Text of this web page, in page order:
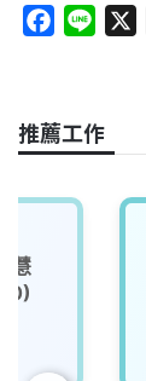
e
b
o
推薦工作
慧